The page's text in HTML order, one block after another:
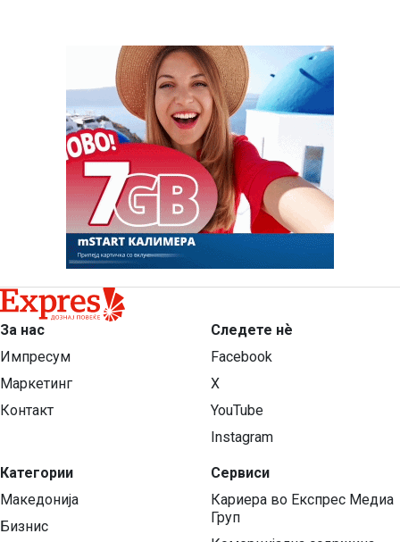
За нас
Импресум
Маркетинг
Контакт
Категории
Македонија
Бизнис
Следете нѐ
Facebook
X
YouTube
Instagram
Сервиси
Кариера во Експрес Медиа
Груп